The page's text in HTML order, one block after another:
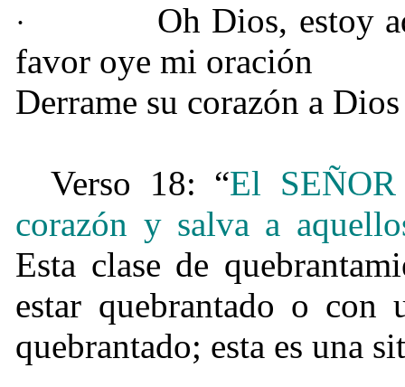
·
Oh Dios, estoy
favor oye mi oración
Derrame su corazón a
Verso 18: “El SEÑOR
corazón y salva a
Esta clase de
estar quebrantado o
quebrantado; esta es una